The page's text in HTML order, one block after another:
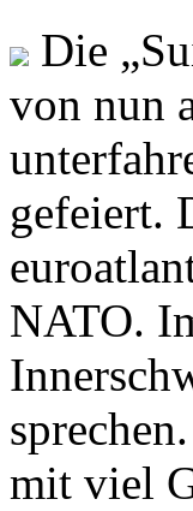
Die
von nun
gefeiert.
NATO.
mit viel